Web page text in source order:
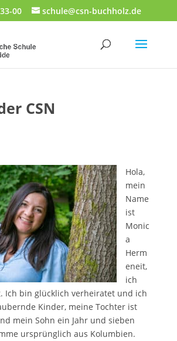
00 schule@csn-buchholz.de
CSN
Hola,
mein
Name
ist
Monic
a
Herm
eneit,
ich
Ich bin glücklich verheiratet und ich
Kinder, meine Tochter ist
mein Sohn ein Jahr und sieben
ursprünglich aus Kolumbien.